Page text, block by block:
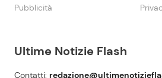
Ultime Notizie Flash
Contatti:
Pubblicità